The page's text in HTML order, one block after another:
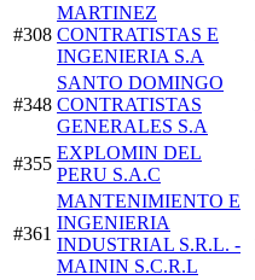
#308
MARTINEZ
CONTRATISTAS E
INGENIERIA S.A
#348
SANTO DOMINGO
CONTRATISTAS
GENERALES S.A
#355
EXPLOMIN DEL
PERU S.A.C
#361
MANTENIMIENTO E
INGENIERIA
INDUSTRIAL S.R.L. -
MAININ S.C.R.L